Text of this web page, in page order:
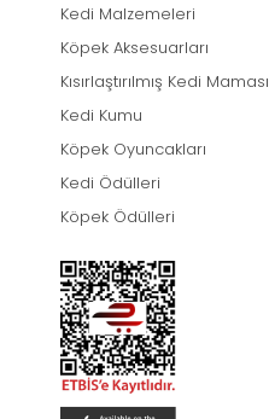
Kedi Malzemeleri
Köpek Aksesuarları
Kısırlaştırılmış Kedi Maması
Kedi Kumu
Köpek Oyuncakları
Kedi Ödülleri
Köpek Ödülleri